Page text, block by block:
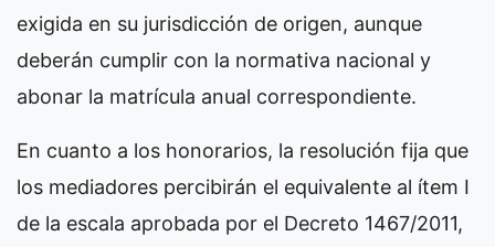
exigida en su jurisdicción de origen, aunque
deberán cumplir con la normativa nacional y
abonar la matrícula anual correspondiente.
En cuanto a los honorarios, la resolución fija que
los mediadores percibirán el equivalente al ítem I
de la escala aprobada por el Decreto 1467/2011,